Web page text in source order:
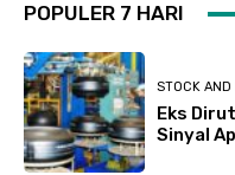
POPULER 7 HARI
STOCK AND
Eks
Sinyal